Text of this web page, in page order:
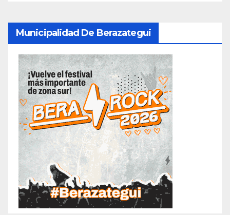
Municipalidad De Berazategui